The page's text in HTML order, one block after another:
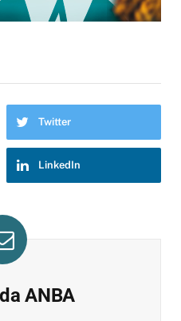
Twitter
LinkedIn
ANBA